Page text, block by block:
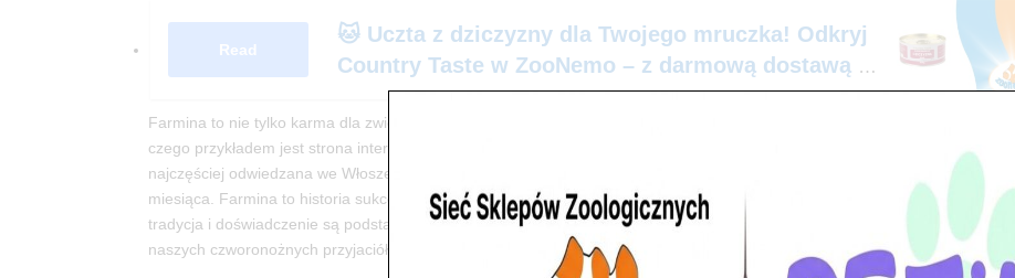
🐱 Uczta z dziczyzny dla Twojego mruczka! Odkryj
Country Taste w ZooNemo – z darmową dostawą do
domu!
Read
Farmina to nie tylko karma dla zwierząt. Firma dokłada starań, aby spełniać wszystkie potrzeby futrzaków oraz ich właścicieli,
czego przykładem jest strona internetowa www.farminachannel.com poświęcona psom i kotom. Strona jest
najczęściej odwiedzana we Włoszech, liczy ponad 10 000 subskrybentów i odnotowuje ponad dwa miliony odsłon każdego
miesiąca. Farmina to historia sukcesu we włoskim wydaniu, która rozpoczęła się ponad czterdzieści lat temu. W tej historii
tradycja i doświadczenie są podstawą dla tworzenia nowych produktów i usług, mających na celu zadowolenie
naszych czworonożnych przyjaciół i ich przybranych rodzin.